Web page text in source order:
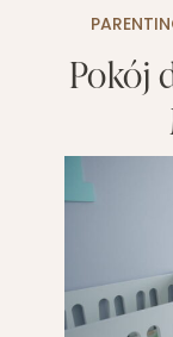
Pokój